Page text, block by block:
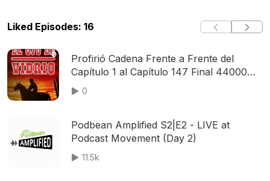
Liked Episodes: 16
Profirió Cadena Frente a Frente del
Capítulo 1 al Capítulo 147 Final 44000Hz
128Kbps
0
Podbean Amplified S2|E2 - LIVE at
Podcast Movement (Day 2)
11.5k